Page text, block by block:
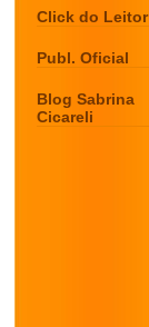
Click do Leitor
Publ. Oficial
Blog Sabrina
Cicareli